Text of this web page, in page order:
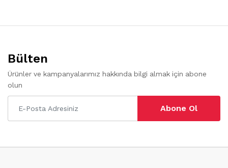
Bülten
Ürünler ve kampanyalarımız hakkında bilgi almak için abone
olun
Abone Ol